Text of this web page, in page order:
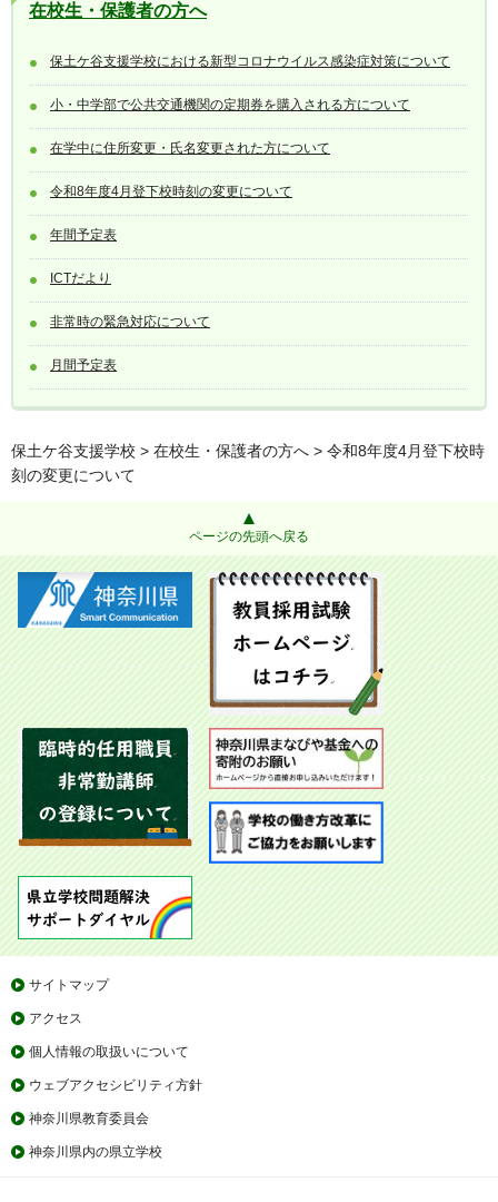
在校生・保護者の方へ
保土ケ谷支援学校における新型コロナウイルス感染症対策について
小・中学部で公共交通機関の定期券を購入される方について
在学中に住所変更・氏名変更された方について
令和8年度4月登下校時刻の変更について
年間予定表
ICTだより
非常時の緊急対応について
月間予定表
保土ケ谷支援学校 > 在校生・保護者の方へ > 令和8年度4月登下校時
刻の変更について
ページの先頭へ戻る
サイトマップ
アクセス
個人情報の取扱いについて
ウェブアクセシビリティ方針
神奈川県教育委員会
神奈川県内の県立学校